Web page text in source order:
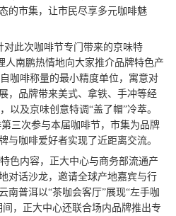
的市集，让市民尽享多元咖啡魅
此次咖啡节专门带来的京味特
人南鹏热情地向大家推介品牌特色产
咖啡称量的最小精度单位，寓意对
，品牌带来美式、拿铁、手冲等经
以及京味创意特调“盖了帽”冷萃。
三次参与本届咖啡节，市集为品牌
与咖啡爱好者实现了近距离交流。
色内容，正大中心与商务部流通产
对话沙龙，邀请全球产地嘉宾与行
南普洱以“茶咖会客厅”展现“左手咖
，正大中心还联合场内品牌推出专